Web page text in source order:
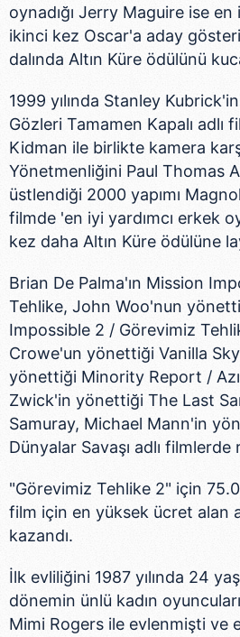
oynadığı Jerry Maguire ise en
ikinci kez Oscar'a aday
dalında Altın Küre ödülünü
1999 yılında Stanley
Gözleri Tamamen Kapalı adlı
Kidman ile birlikte kamera
Yönetmenliğini Paul Thomas
üstlendiği 2000 yapımı
filmde 'en iyi yardımcı erkek
kez daha Altın Küre ödülüne
Brian De Palma'ın Mission
Tehlike, John Woo'nun
Impossible 2 / Görevimiz
Crowe'un yönettiği Vanilla
yönettiği Minority Report /
Zwick'in yönettiği The Last
Samuray, Michael Mann'in
Dünyalar Savaşı adlı filmlerde
"Görevimiz Tehlike 2" için
film için en yüksek ücret alan
kazandı.
İlk evliliğini 1987 yılında 24
dönemin ünlü kadın
Mimi Rogers ile evlenmişti ve